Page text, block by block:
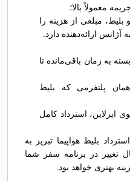
معمولاً بالا؛
مبلغی از هزینه را
آژانس ارائه‌دهنده دارد.
به زمان باقی‌مانده تا
پلتفرمی که بلیط
ایرلاین، استرداد کامل
بلیط هواپیما تبریز به
تغییر در برنامه سفر شما
بهتری خواهد بود.